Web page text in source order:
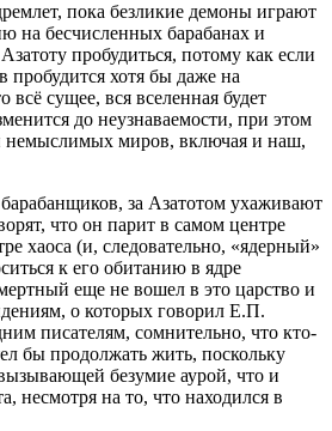
пока безликие демоны играют
на бесчисленных барабанах и
пробудиться, потому как если
пробудится хотя бы даже на
всё сущее, вся вселенная будет
до неузнаваемости, при этом
миров, включая и наш,
за Азатотом ухаживают
что он парит в самом центре
хаоса (и, следовательно, «ядерный»
к его обитанию в ядре
еще не вошел в это царство и
о которых говорил Е.П.
писателям, сомнительно, что кто-
бы продолжать жить, поскольку
безумие аурой, что и
несмотря на то, что находился в